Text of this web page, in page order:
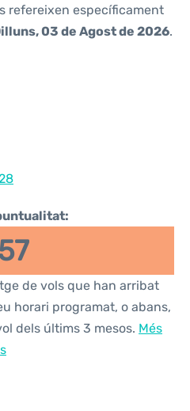
refereixen específicament
03 de Agost de 2026.
de vols que han arribat
horari programat, o abans,
dels últims 3 mesos. Més